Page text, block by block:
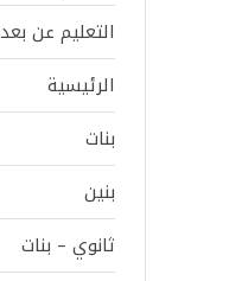
التعليم عن بعد
الرئيسية
بنات
بنين
ثانوي – بنات